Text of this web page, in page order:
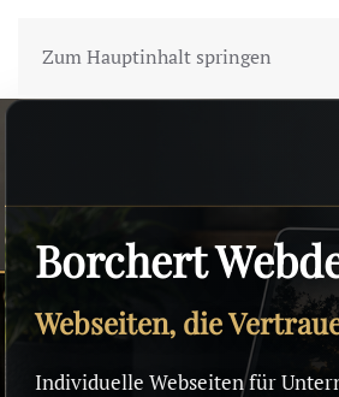
Zum Hauptinhalt springen
Borchert
Webseiten, die
Individuelle Webseiten für